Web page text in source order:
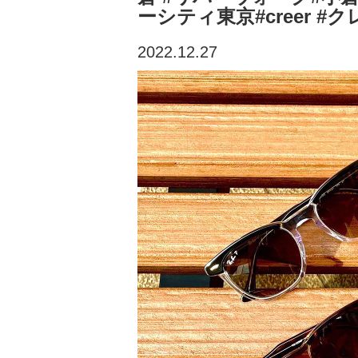
ーシティ東京#creer #ク
2022.12.27